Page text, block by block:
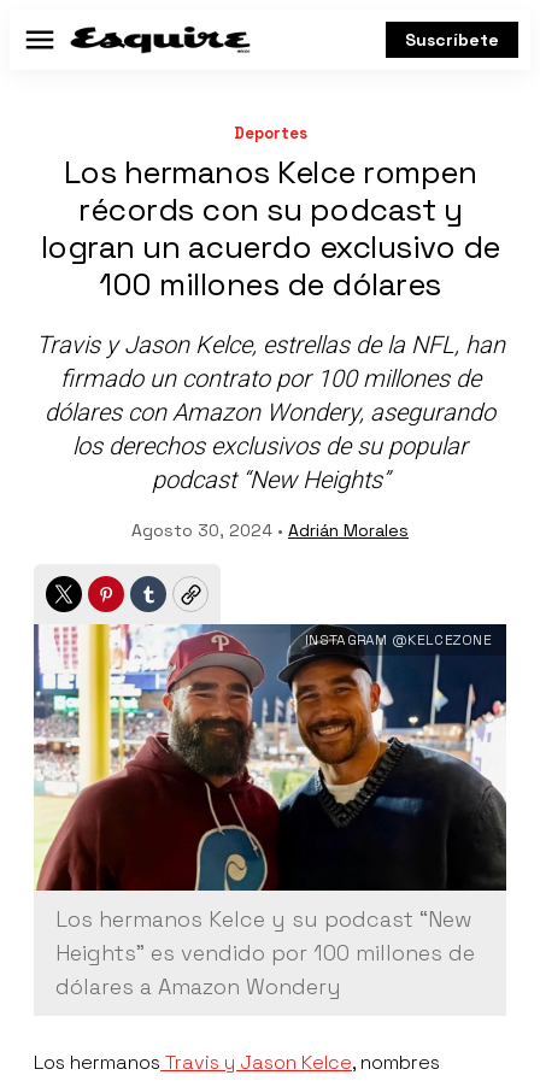
Menú Suscríbete
Deportes
Los hermanos Kelce rompen
récords con su podcast y
logran un acuerdo exclusivo de
100 millones de dólares
Travis y Jason Kelce, estrellas de la NFL, han
firmado un contrato por 100 millones de
dólares con Amazon Wondery, asegurando
los derechos exclusivos de su popular
podcast “New Heights”
Agosto 30, 2024 • Adrián Morales
TwitterPinterest
TumblrCopy
Los hermanos Kelce y su podcast “New
Heights” es vendido por 100 millones de
dólares a Amazon Wondery
INSTAGRAM @KELCEZONE
Los hermanos Travis y Jason Kelce, nombres